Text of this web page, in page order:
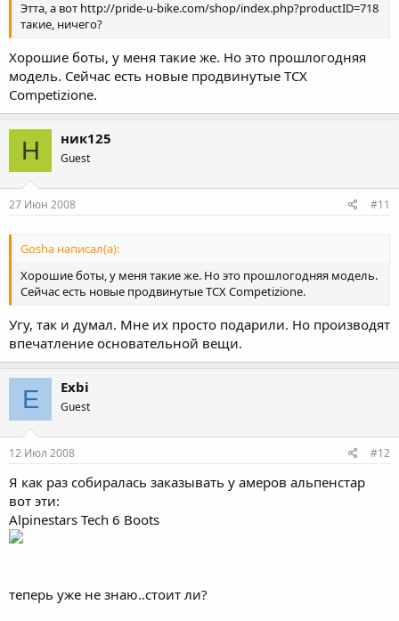
Этта, а вот http://pride-u-bike.com/shop/index.php?productID=718
такие, ничего?
Хорошие боты, у меня такие же. Но это прошлогодняя
модель. Сейчас есть новые продвинутые TCX
Competizione.
Н ник125
Guest
27 Июн 2008 #11
Gosha написал(а):
Хорошие боты, у меня такие же. Но это прошлогодняя модель.
Сейчас есть новые продвинутые TCX Competizione.
Угу, так и думал. Мне их просто подарили. Но производят
впечатление основательной вещи.
E Exbi
Guest
12 Июл 2008 #12
Я как раз собиралась заказывать у амеров альпенстар
вот эти:
Alpinestars Tech 6 Boots
теперь уже не знаю..стоит ли?